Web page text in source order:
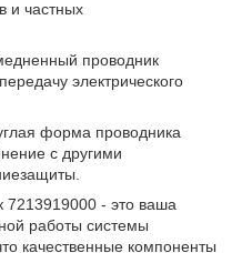
и частных
проводник
электрического
форма проводника
с другими
7213919000 - это ваша
работы системы
качественные компоненты